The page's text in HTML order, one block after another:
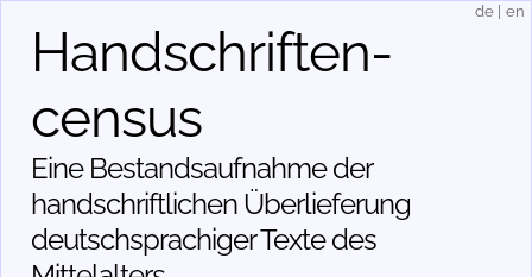
Handschriften­
census
Eine Bestandsaufnahme der
handschriftlichen Über­lieferung
deutschsprachiger Texte des
de en